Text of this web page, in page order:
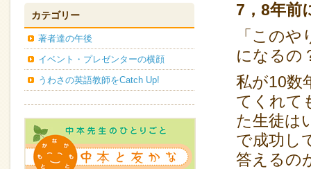
カテゴリー
著者達の午後
イベント・プレゼンターの横顔
うわさの英語教師をCatch Up!
7，8年前
「この
になるの
私が10数
てくれて
た生徒は
で成功し
答えるの